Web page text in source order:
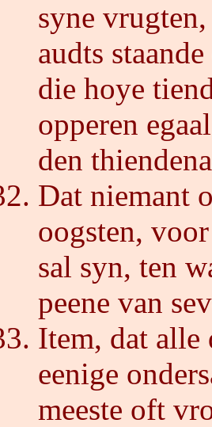
syne
audts
die hoye
opperen
den
Dat niemant
oogsten,
sal syn, ten
peene van
Item, dat alle
eenige
meeste oft